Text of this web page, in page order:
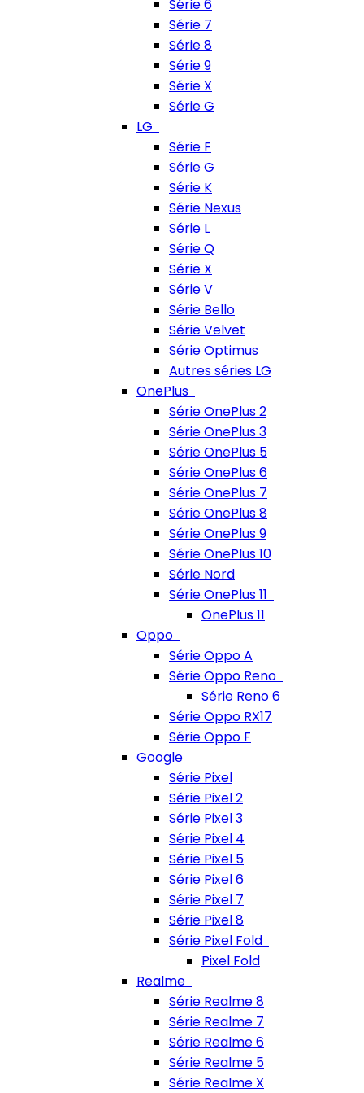
Série 6
Série 7
Série 8
Série 9
Série X
Série G
LG
Série F
Série G
Série K
Série Nexus
Série L
Série Q
Série X
Série V
Série Bello
Série Velvet
Série Optimus
Autres séries LG
OnePlus
Série OnePlus 2
Série OnePlus 3
Série OnePlus 5
Série OnePlus 6
Série OnePlus 7
Série OnePlus 8
Série OnePlus 9
Série OnePlus 10
Série Nord
Série OnePlus 11
OnePlus 11
Oppo
Série Oppo A
Série Oppo Reno
Série Reno 6
Série Oppo RX17
Série Oppo F
Google
Série Pixel
Série Pixel 2
Série Pixel 3
Série Pixel 4
Série Pixel 5
Série Pixel 6
Série Pixel 7
Série Pixel 8
Série Pixel Fold
Pixel Fold
Realme
Série Realme 8
Série Realme 7
Série Realme 6
Série Realme 5
Série Realme X